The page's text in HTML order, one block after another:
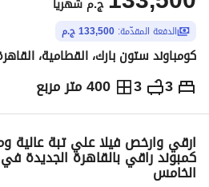
الدفعة المقدّمة: 133,500 ج.م
كومباوند ستون بارك، القطامية،
3
3 400 متر مربع ج.م133,500شهرياً
الاماكن القريبة
ارقي وارخص فيلا علي تبة عالية
كمبوند راقي بالقاهرة الجديدة
الخامس